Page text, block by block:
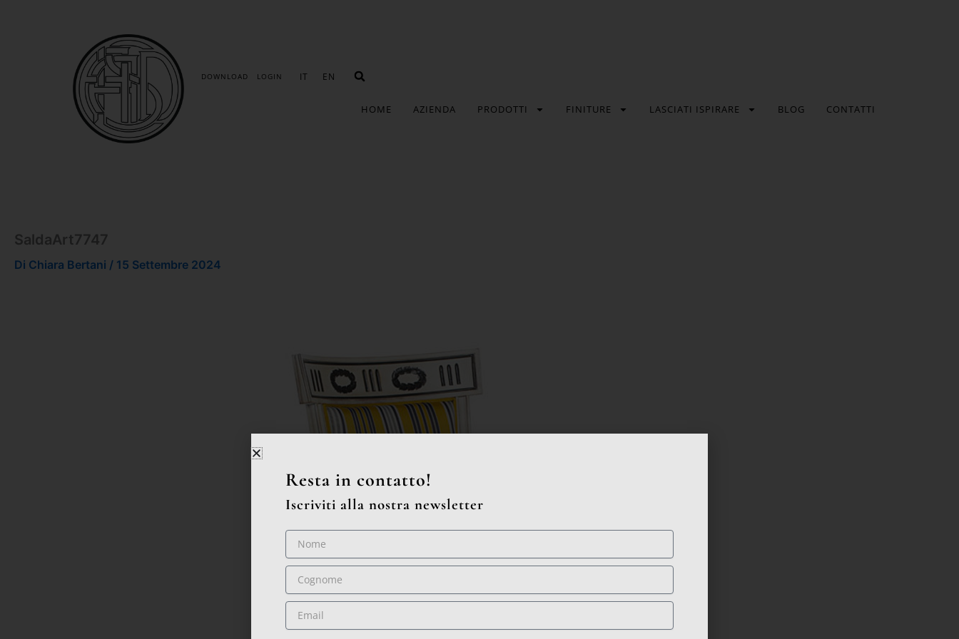
DOWNLOAD LOGIN IT EN
HOME AZIENDA PRODOTTI FINITURE LASCIATI ISPIRARE BLOG CONTATTI
SaldaArt7747
Di Chiara Bertani / 15 Settembre 2024
Resta in contatto!
Iscriviti alla nostra newsletter
Nome
Cognome
Email